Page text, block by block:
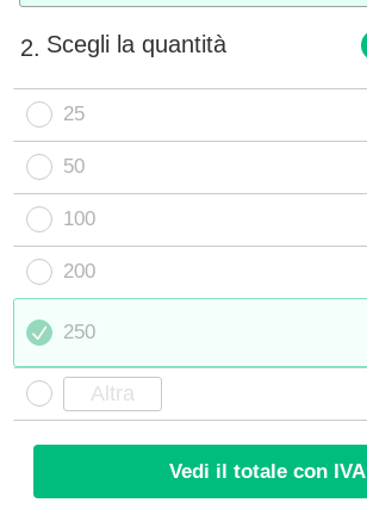
2. Scegli la quantità
25
50
100
200
250
Vedi il totale con IVA